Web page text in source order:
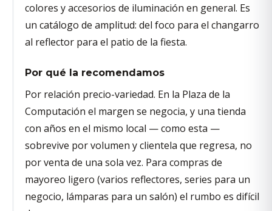
colores y accesorios de iluminación en general. Es
un catálogo de amplitud: del foco para el changarro
al reflector para el patio de la fiesta.
Por qué la recomendamos
Por relación precio-variedad. En la Plaza de la
Computación el margen se negocia, y una tienda
con años en el mismo local — como esta —
sobrevive por volumen y clientela que regresa, no
por venta de una sola vez. Para compras de
mayoreo ligero (varios reflectores, series para un
negocio, lámparas para un salón) el rumbo es difícil